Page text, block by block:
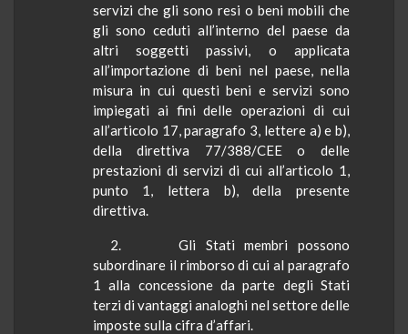
servizi che gli sono resi o beni mobili che
gli sono ceduti all’interno del paese da
altri soggetti passivi, o applicata
all’importazione di beni nel paese, nella
misura in cui questi beni e servizi sono
impiegati ai fini delle operazioni di cui
all’articolo 17, paragrafo 3, lettere a) e b),
della direttiva 77/388/CEE o delle
prestazioni di servizi di cui all’articolo 1,
punto 1, lettera b), della presente
direttiva.
2.
Gli Stati membri possono
subordinare il rimborso di cui al paragrafo
1 alla concessione da parte degli Stati
terzi di vantaggi analoghi nel settore delle
imposte sulla cifra d’affari.